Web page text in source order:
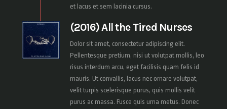
et lacus et sem lacinia cursus.
(2016) All the Tired Nurses
Dolor sit amet, consectetur adipiscing elit.
Pellentesque pretium, nisi ut volutpat mollis, leo
risus interdum arcu, eget facilisis quam felis id
mauris. Ut convallis, lacus nec ornare volutpat,
velit turpis scelerisque purus, quis mollis velit
purus ac massa. Fusce quis urna metus. Donec